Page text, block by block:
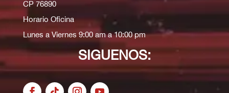
CP 76890
Horario Oficina
Lunes a Viernes 9:00 am a 10:00 pm
SIGUENOS: